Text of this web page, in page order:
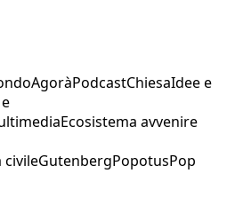
AgoràPodcastChiesaIdee e
Ecosistema avvenire
civileGutenbergPopotusPop